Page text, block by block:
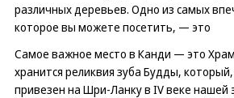
различных деревьев. Одно из самых
которое вы можете посетить, — это
Самое важное место в Канди — это
хранится реликвия зуба Будды,
привезен на Шри-Ланку в IV веке нашей